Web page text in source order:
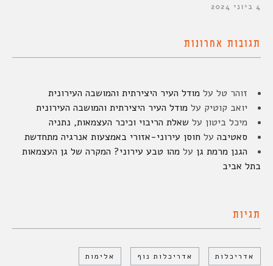
4 ביוני 2024
תגובות אחרונות
זוהר טל על מודל העיר היצירתית והמושבה העירונית
יואב קוטיק על מודל העיר היצירתית והמושבה העירונית
מיכל ביטון על שאלת הריבוי וכיכר העצמאות, נתניה
סאטיבה על חוסן עירוני-אזורי באמצעות אנרגיה מתחדשת
הגנן מרמת גן על מהו טבע עירוני? המקרה של גן העצמאות
בתל אביב
תגיות
אדריכלות אדריכלות נוף אלימות